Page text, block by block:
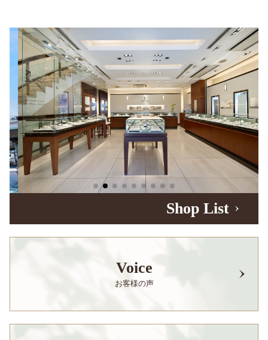
Shop List
Voice
お客様の声